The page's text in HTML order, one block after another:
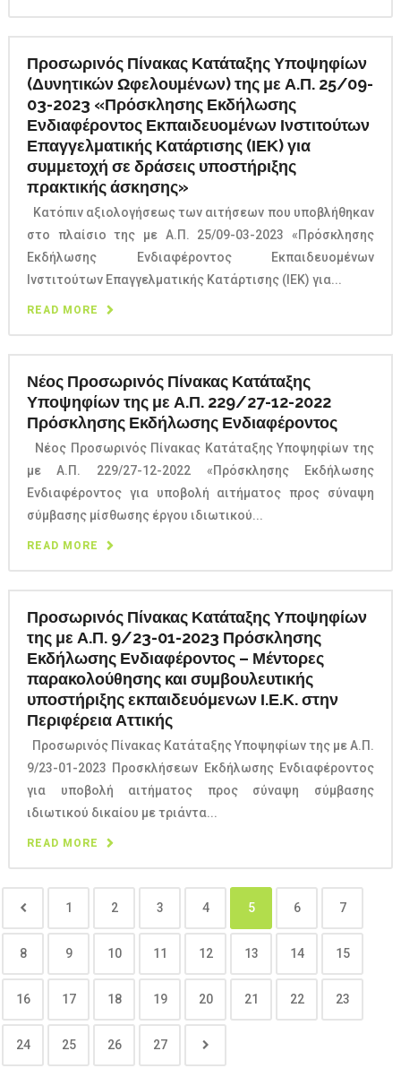
Προσωρινός Πίνακας Κατάταξης Υποψηφίων
(Δυνητικών Ωφελουμένων) της με Α.Π. 25/09-
03-2023 «Πρόσκλησης Εκδήλωσης
Ενδιαφέροντος Εκπαιδευομένων Ινστιτούτων
Επαγγελματικής Κατάρτισης (ΙΕΚ) για
συμμετοχή σε δράσεις υποστήριξης
πρακτικής άσκησης»
Κατόπιν αξιολογήσεως των αιτήσεων που υποβλήθηκαν
στο πλαίσιο της με Α.Π. 25/09-03-2023 «Πρόσκλησης
Εκδήλωσης Ενδιαφέροντος Εκπαιδευομένων
Ινστιτούτων Επαγγελματικής Κατάρτισης (ΙΕΚ) για...
READ MORE
Νέος Προσωρινός Πίνακας Κατάταξης
Υποψηφίων της με Α.Π. 229/27-12-2022
Πρόσκλησης Εκδήλωσης Ενδιαφέροντος
Νέος Προσωρινός Πίνακας Κατάταξης Υποψηφίων της
με Α.Π. 229/27-12-2022 «Πρόσκλησης Εκδήλωσης
Ενδιαφέροντος για υποβολή αιτήματος προς σύναψη
σύμβασης μίσθωσης έργου ιδιωτικού...
READ MORE
Προσωρινός Πίνακας Κατάταξης Υποψηφίων
της με Α.Π. 9/23-01-2023 Πρόσκλησης
Εκδήλωσης Ενδιαφέροντος – Μέντορες
παρακολούθησης και συμβουλευτικής
υποστήριξης εκπαιδευόμενων Ι.Ε.Κ. στην
Περιφέρεια Αττικής
Προσωρινός Πίνακας Κατάταξης Υποψηφίων της με Α.Π.
9/23-01-2023 Προσκλήσεων Εκδήλωσης Ενδιαφέροντος
για υποβολή αιτήματος προς σύναψη σύμβασης
ιδιωτικού δικαίου με τριάντα...
READ MORE
1 2 3 4 5 6 7
8 9 10 11 12 13 14 15
16 17 18 19 20 21 22 23
24 25 26 27